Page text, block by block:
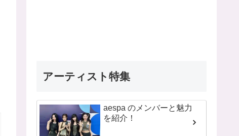
アーティスト特集
aespa のメンバーと魅力
を紹介！